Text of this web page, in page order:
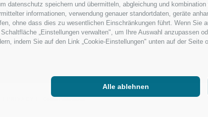
datenschutz speichern und übermitteln, abgleichung und
informationen, verwendung genauer standortdaten, geräte
ohne dass dies zu wesentlichen Einschränkungen führt. Wenn Sie
„Einstellungen verwalten", um Ihre Auswahl anzupassen
indem Sie auf den Link „Cookie-Einstellungen" unten auf der
Alle ablehnen